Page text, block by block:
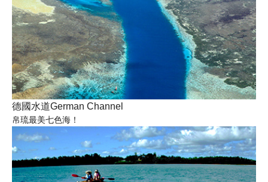
德國水道German Channel
帛琉最美七色海！